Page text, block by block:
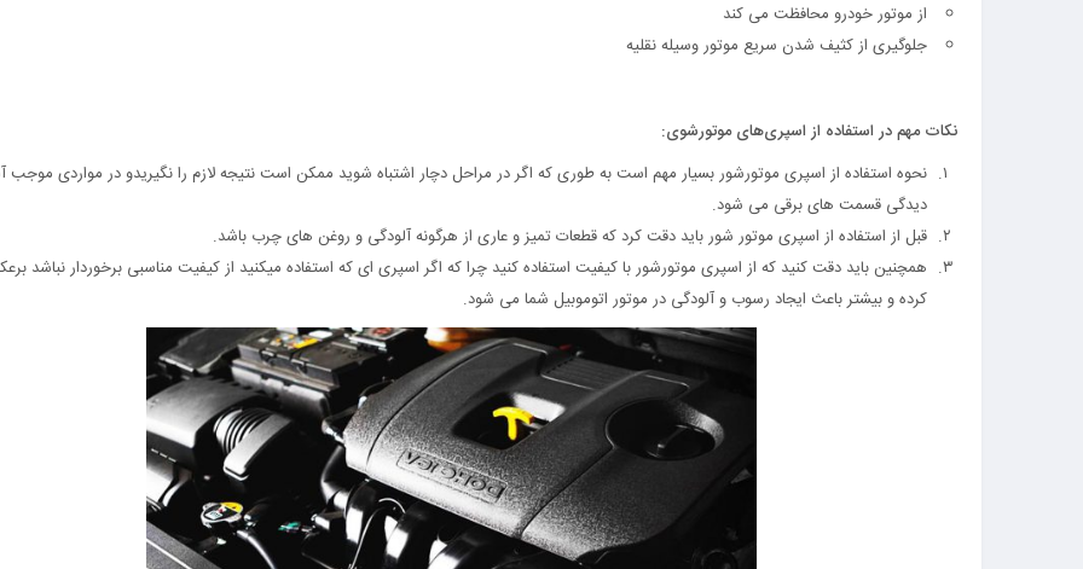
از موتور خودرو محافظت می کند
جلوگیری از کثیف شدن سریع موتور وسیله نقلیه
نکات مهم در استفاده از اسپری‌های موتورشوی:
نحوه استفاده از اسپری موتورشور بسیار مهم است به طوری که اگر در مراحل دچار اشتباه شوید ممکن است نتیجه لازم را نگیریدو در مواردی
دیدگی قسمت های برقی می شود.
قبل از استفاده از اسپری موتور شور باید دقت کرد که قطعات تمیز و عاری از هرگونه آلودگی و روغن های چرب باشد.
همچنین باید دقت کنید که از اسپری موتورشور با کیفیت استفاده کنید چرا که اگر اسپری ای که استفاده میکنید از کیفیت مناسبی برخوردار نباشد
کرده و بیشتر باعث ایجاد رسوب و آلودگی در موتور اتوموبیل شما می شود.